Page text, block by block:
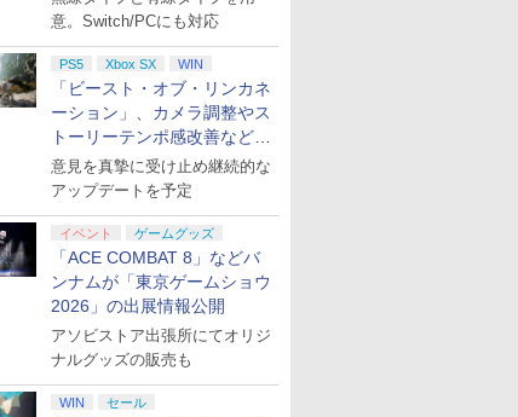
意。Switch/PCにも対応
PS5 Xbox SX WIN
「ビースト・オブ・リンカネ
ーション」、カメラ調整やス
トーリーテンポ感改善などの
アプデを1週間以内に実施
意見を真摯に受け止め継続的な
アップデートを予定
イベント ゲームグッズ
「ACE COMBAT 8」などバ
ンナムが「東京ゲームショウ
2026」の出展情報公開
アソビストア出張所にてオリジ
ナルグッズの販売も
WIN セール